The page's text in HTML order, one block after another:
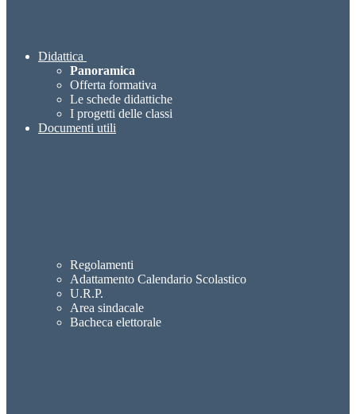
Didattica
Panoramica
Offerta formativa
Le schede didattiche
I progetti delle classi
Documenti utili
Regolamenti
Adattamento Calendario Scolastico
U.R.P.
Area sindacale
Bacheca elettorale